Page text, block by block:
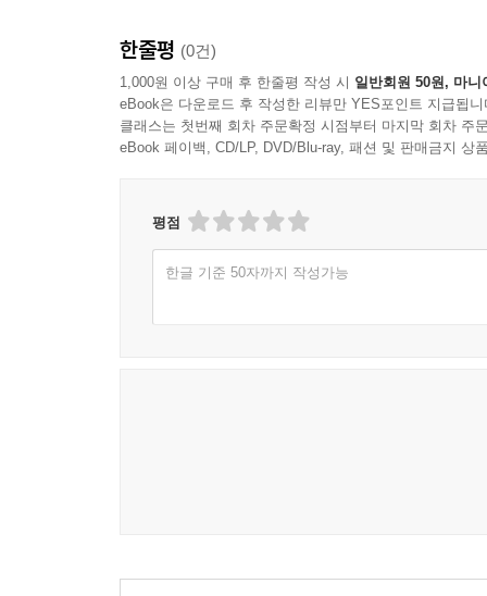
한줄평 (0건)
1,000원 이상 구매 후 한줄평 작성 시 일반회원 50원, 마니
eBook은 다운로드 후 작성한 리뷰만 YES포인트 지급됩니
클래스는 첫번째 회차 주문확정 시점부터 마지막 회차 주
eBook 페이백, CD/LP, DVD/Blu-ray, 패션 및 판매금지 상
평점
한글 기준 50자까지 작성가능